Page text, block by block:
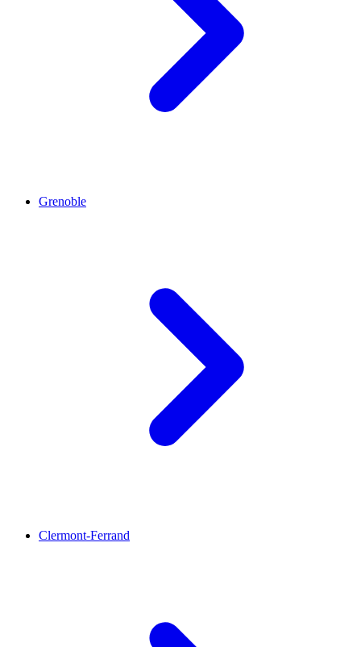
Grenoble
Clermont-Ferrand